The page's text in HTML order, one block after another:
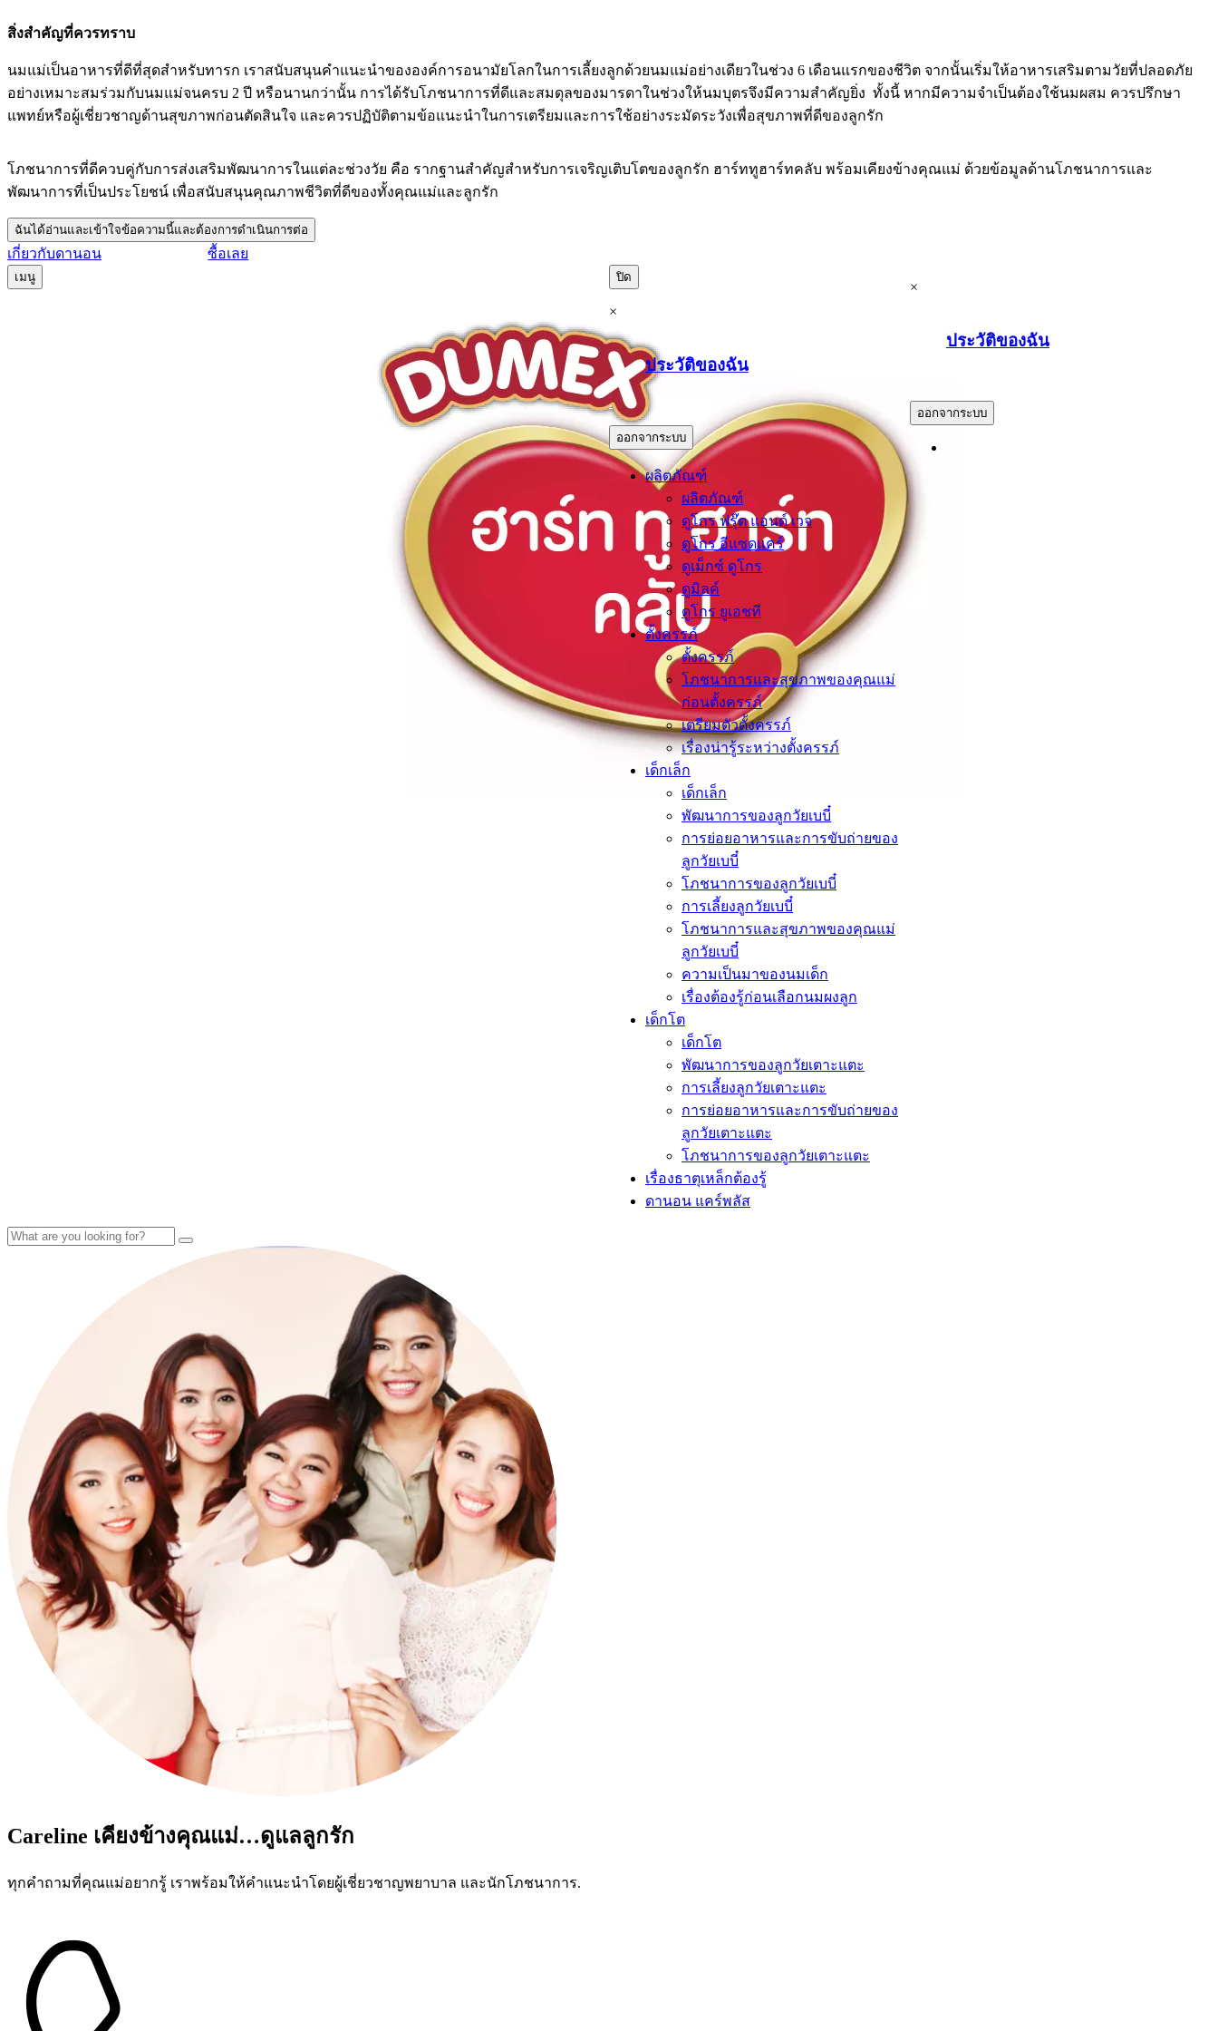
สิ่งสำคัญที่ควรทราบ
นมแม่เป็นอาหารที่ดีที่สุดสำหรับทารก เราสนับสนุนคำแนะนำขององค์การอนามัยโลกในการเลี้ยงลูกด้วยนมแม่อย่างเดียวในช่วง 6 เดือนแรกของชีวิต จากนั้นเริ่มให้อาหารเสริมตามวัยที่ปลอดภัย
อย่างเหมาะสมร่วมกับนมแม่จนครบ 2 ปี หรือนานกว่านั้น การได้รับโภชนาการที่ดีและสมดุลของมารดาในช่วงให้นมบุตรจึงมีความสำคัญยิ่ง ทั้งนี้ หากมีความจำเป็นต้องใช้นมผสม ควรปรึกษา
แพทย์หรือผู้เชี่ยวชาญด้านสุขภาพก่อนตัดสินใจ และควรปฏิบัติตามข้อแนะนำในการเตรียมและการใช้อย่างระมัดระวังเพื่อสุขภาพที่ดีของลูกรัก
โภชนาการที่ดีควบคู่กับการส่งเสริมพัฒนาการในแต่ละช่วงวัย คือ รากฐานสำคัญสำหรับการเจริญเติบโตของลูกรัก ฮาร์ททูฮาร์ทคลับ พร้อมเคียงข้างคุณแม่ ด้วยข้อมูลด้านโภชนาการและ
พัฒนาการที่เป็นประโยชน์ เพื่อสนับสนุนคุณภาพชีวิตที่ดีของทั้งคุณแม่และลูกรัก
ฉันได้อ่านและเข้าใจข้อความนี้และต้องการดำเนินการต่อ
เกี่ยวกับดานอน ซื้อเลย
เมนู ปิด
×
ประวัติของฉัน
.
ออกจากระบบ
ผลิตภัณฑ์
ผลิตภัณฑ์
ดูโกร ฟรุ๊ต แอนด์ เวจ
ดูโกร อีแซดแคร์
ดูเม็กซ์ ดูโกร
ดูมิลค์
ดูโกร ยูเอชที
ตั้งครรภ์​
ตั้งครรภ์​
โภชนาการและสุขภาพของคุณแม่
ก่อนตั้งครรภ์
เตรียมตัวตั้งครรภ์
เรื่องน่ารู้ระหว่างตั้งครรภ์
เด็กเล็ก​
เด็กเล็ก​
พัฒนาการของลูกวัยเบบี๋
การย่อยอาหารและการขับถ่ายของ
ลูกวัยเบบี๋
โภชนาการของลูกวัยเบบี๋
การเลี้ยงลูกวัยเบบี๋
โภชนาการและสุขภาพของคุณแม่
ลูกวัยเบบี๋
ความเป็นมาของนมเด็ก
เรื่องต้องรู้ก่อนเลือกนมผงลูก​
เด็กโต​
เด็กโต​
พัฒนาการของลูกวัยเตาะแตะ
การเลี้ยงลูกวัยเตาะแตะ
การย่อยอาหารและการขับถ่ายของ
ลูกวัยเตาะแตะ
โภชนาการของลูกวัยเตาะแตะ
เรื่องธาตุเหล็กต้องรู้​
ดานอน แคร์พลัส
×
ประวัติของฉัน
ออกจากระบบ
Careline เคียงข้างคุณแม่…ดูแลลูกรัก
ทุกคำถามที่คุณแม่อยากรู้ เราพร้อมให้คำแนะนำโดยผู้เชี่ยวชาญพยาบาล และนักโภชนาการ.